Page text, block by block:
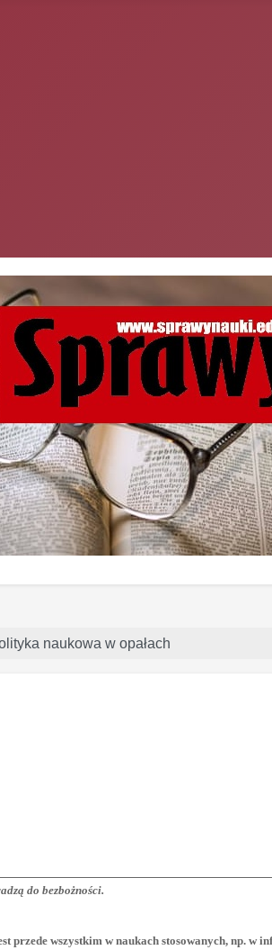
naukowa w opałach
do bezbożności.
przede wszystkim w naukach stosowanych, np.